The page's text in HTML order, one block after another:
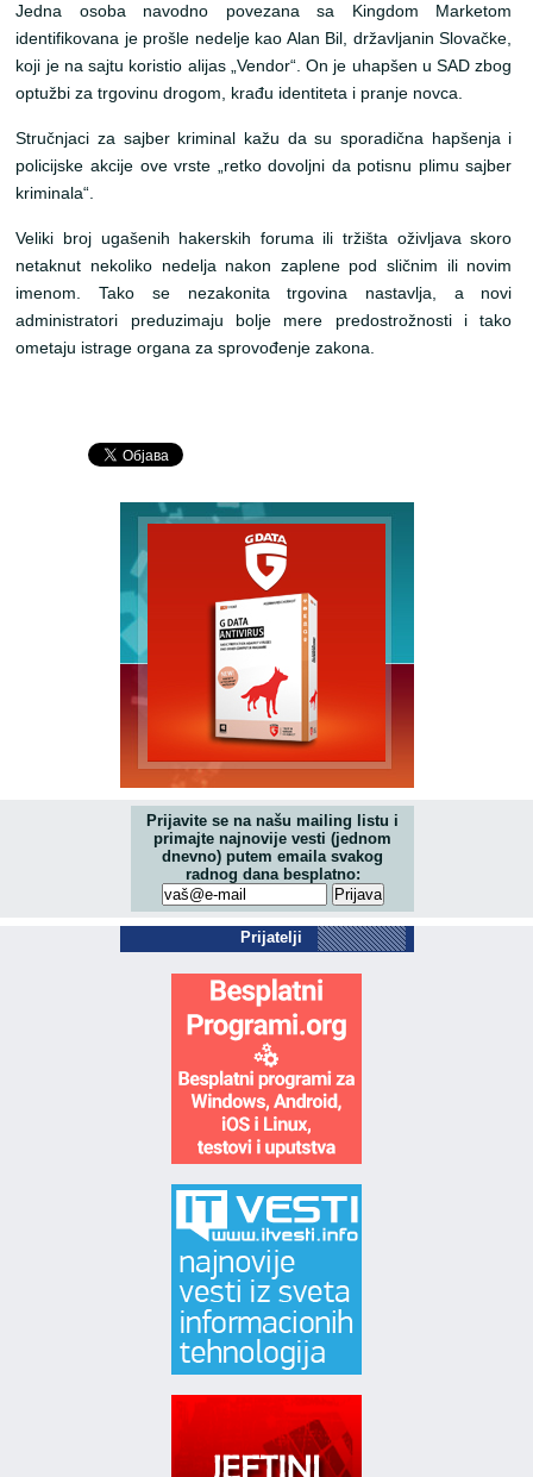
Jedna osoba navodno povezana sa Kingdom Marketom
identifikovana je prošle nedelje kao Alan Bil, državljanin Slovačke,
koji je na sajtu koristio alijas „Vendor“. On je uhapšen u SAD zbog
optužbi za trgovinu drogom, krađu identiteta i pranje novca.
Stručnjaci za sajber kriminal kažu da su sporadična hapšenja i
policijske akcije ove vrste „retko dovoljni da potisnu plimu sajber
kriminala“.
Veliki broj ugašenih hakerskih foruma ili tržišta oživljava skoro
netaknut nekoliko nedelja nakon zaplene pod sličnim ili novim
imenom. Tako se nezakonita trgovina nastavlja, a novi
administratori preduzimaju bolje mere predostrožnosti i tako
ometaju istrage organa za sprovođenje zakona.
Prijavite se na našu mailing listu i
primajte najnovije vesti (jednom
dnevno) putem emaila svakog
radnog dana besplatno:
Prijatelji